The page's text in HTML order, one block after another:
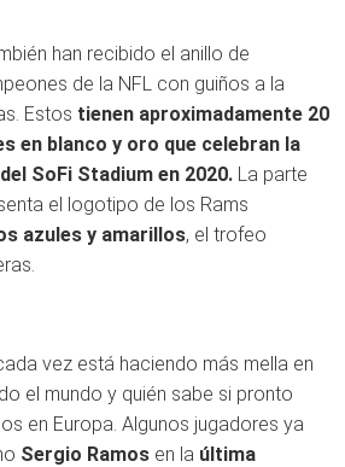
han recibido el anillo de
de la NFL con guiños a la
Estos tienen aproximadamente 20
en blanco y oro que celebran la
SoFi Stadium en 2020. La parte
el logotipo de los Rams
azules y amarillos, el trofeo
vez está haciendo más mella en
el mundo y quién sabe si pronto
en Europa. Algunos jugadores ya
Sergio Ramos en la última